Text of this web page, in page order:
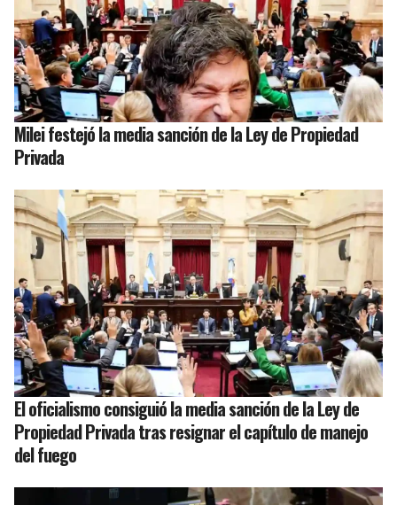
Milei festejó la media sanción de la Ley de Propiedad
Privada
El oficialismo consiguió la media sanción de la Ley de
Propiedad Privada tras resignar el capítulo de manejo
del fuego